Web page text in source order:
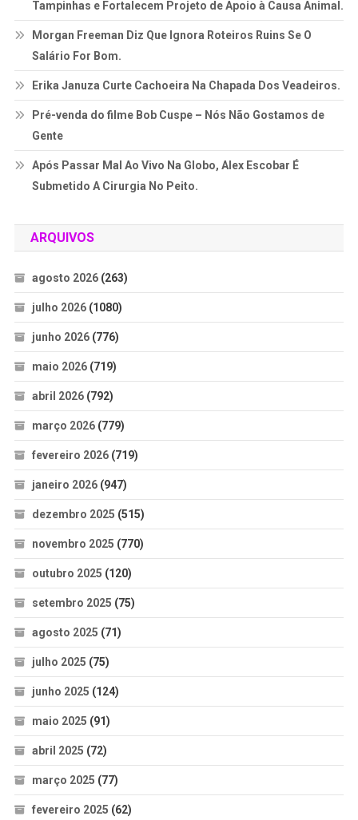
Tampinhas e Fortalecem Projeto de Apoio à Causa Animal.
Morgan Freeman Diz Que Ignora Roteiros Ruins Se O
Salário For Bom.
Erika Januza Curte Cachoeira Na Chapada Dos Veadeiros.
Pré-venda do filme Bob Cuspe – Nós Não Gostamos de
Gente
Após Passar Mal Ao Vivo Na Globo, Alex Escobar É
Submetido A Cirurgia No Peito.
ARQUIVOS
agosto 2026(263)
julho 2026(1080)
junho 2026(776)
maio 2026(719)
abril 2026(792)
março 2026(779)
fevereiro 2026(719)
janeiro 2026(947)
dezembro 2025 (515)
novembro 2025 (770)
outubro 2025 (120)
setembro 2025 (75)
agosto 2025 (71)
julho 2025 (75)
junho 2025 (124)
maio 2025 (91)
abril 2025 (72)
março 2025 (77)
fevereiro 2025 (62)